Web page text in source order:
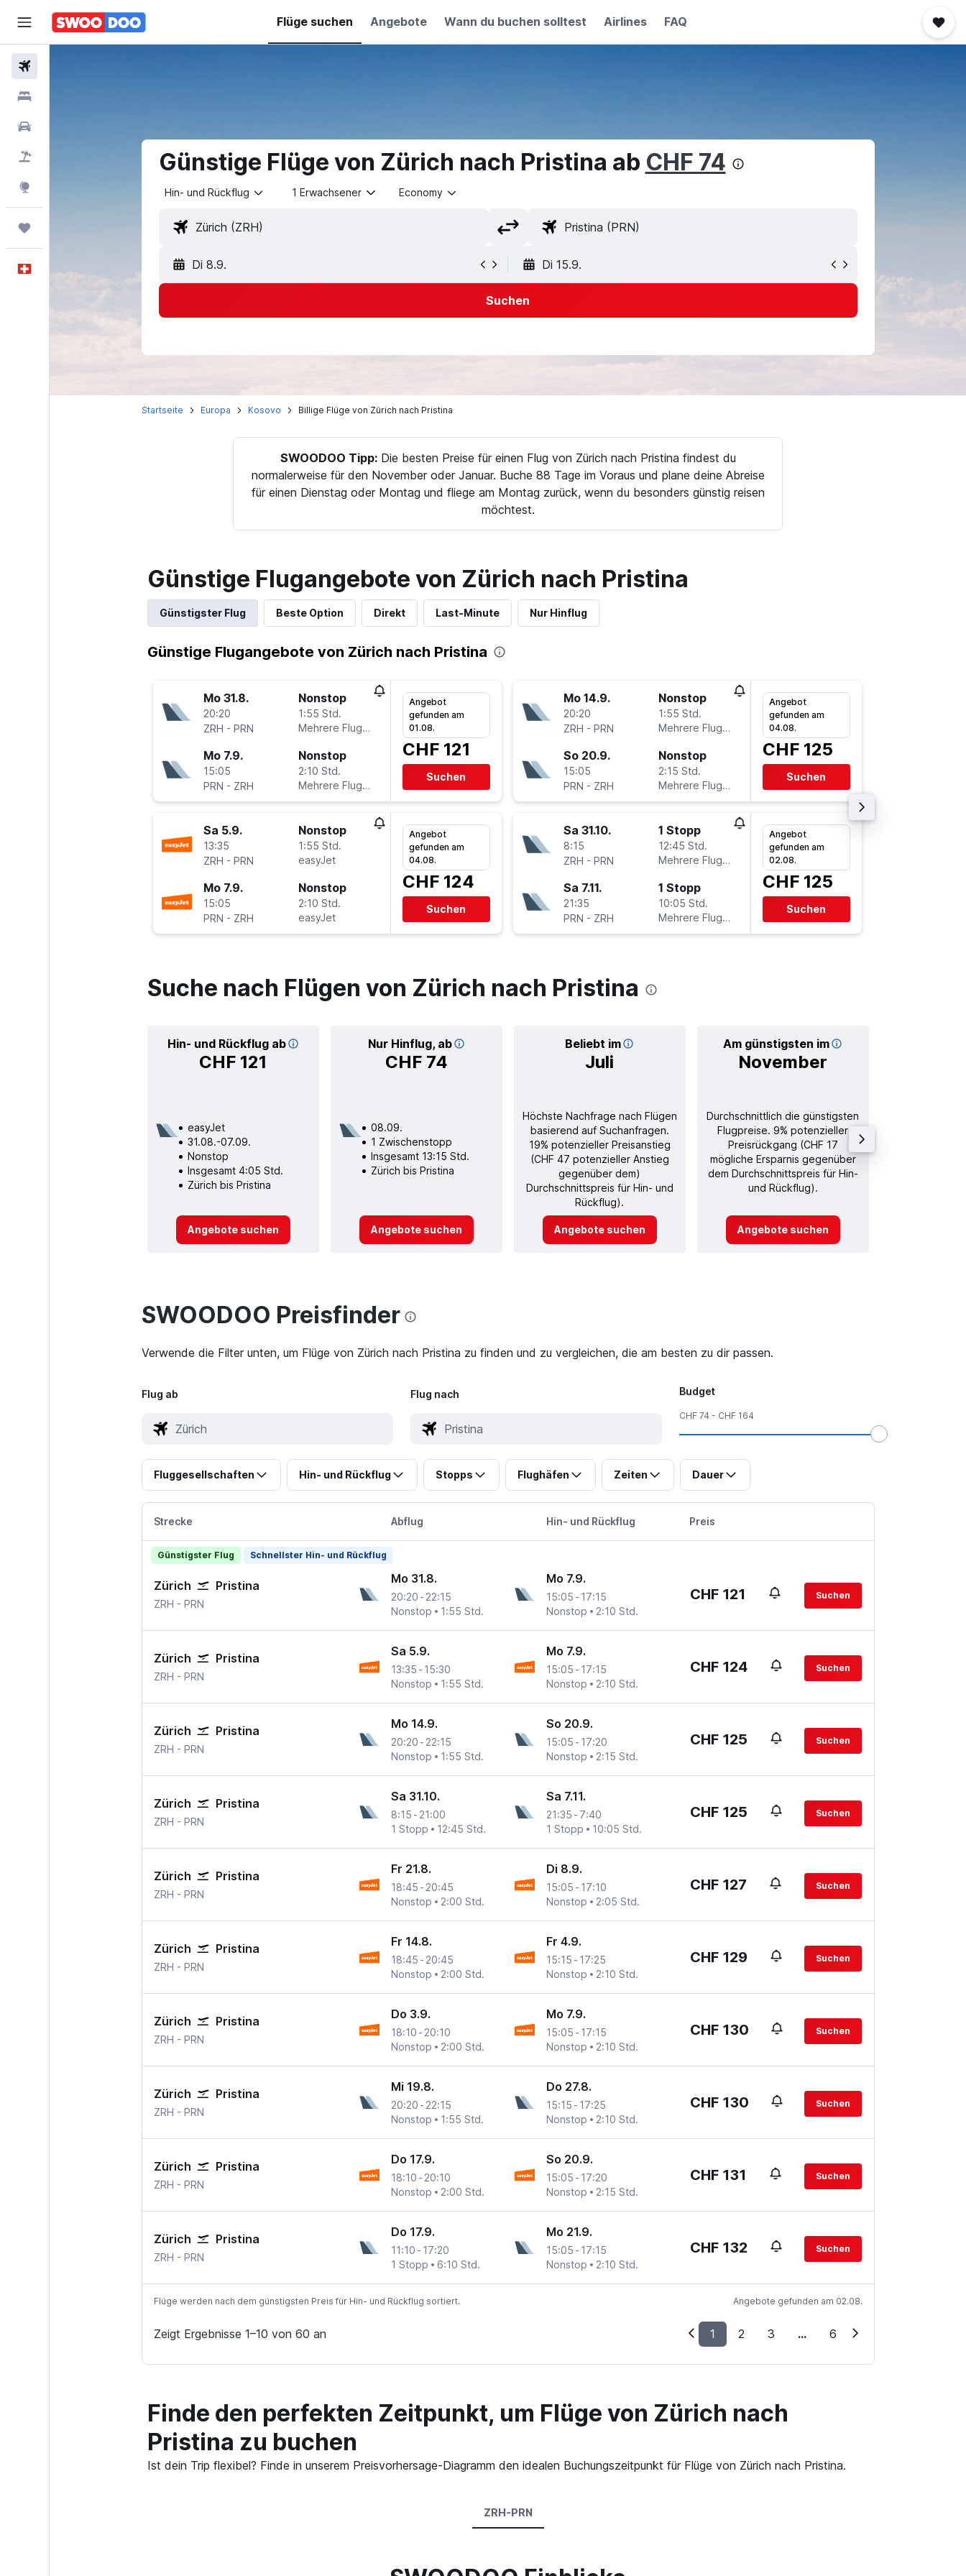
Flüge suchen Angebote Wann du buchen solltest Airlines FAQ
Günstige Flüge von Zürich nach Pristina ab CHF 74
Hin- und Rückflug 1 Erwachsener Economy
Di 8.9. Di 15.9.
Suchen
Startseite Europa Kosovo Billige Flüge von Zürich nach Pristina
SWOODOO Tipp:Die besten Preise für einen Flug von Zürich nach Pristina findest du
normalerweise für den November oder Januar. Buche 88 Tage im Voraus und plane deine Abreise
für einen Dienstag oder Montag und fliege am Montag zurück, wenn du besonders günstig reisen
möchtest.
Günstige Flugangebote von Zürich nach Pristina
Günstigster Flug Beste Option Direkt Last-Minute Nur Hinflug
Günstige Flugangebote von Zürich nach Pristina
Mo 31.8.
20:20
ZRH - PRN
Nonstop
1:55 Std.
Mehrere Fluglinien
Mo 7.9.
15:05
PRN - ZRH
Nonstop
2:10 Std.
Mehrere Fluglinien
Angebot
gefunden am
01.08.
CHF 121
Suchen
Sa 5.9.
13:35
ZRH - PRN
Nonstop
1:55 Std.
easyJet
Mo 7.9.
15:05
PRN - ZRH
Nonstop
2:10 Std.
easyJet
Angebot
gefunden am
04.08.
CHF 124
Suchen
Mo 14.9.
20:20
ZRH - PRN
Nonstop
1:55 Std.
Mehrere Fluglinien
So 20.9.
15:05
PRN - ZRH
Nonstop
2:15 Std.
Mehrere Fluglinien
Angebot
gefunden am
04.08.
CHF 125
Suchen
Sa 31.10.
8:15
ZRH - PRN
1 Stopp
12:45 Std.
Mehrere Fluglinien
Sa 7.11.
21:35
PRN - ZRH
1 Stopp
10:05 Std.
Mehrere Fluglinien
Angebot
gefunden am
02.08.
CHF 125
Suchen
Suche nach Flügen von Zürich nach Pristina
Hin- und Rückflug ab
CHF 121
Nur Hinflug, ab
CHF 74
Beliebt im
Juli
Am günstigsten im
November
easyJet
31.08.-07.09.
Nonstop
Insgesamt 4:05 Std.
Zürich bis Pristina
Angebote suchen
08.09.
1 Zwischenstopp
Insgesamt 13:15 Std.
Zürich bis Pristina
Angebote suchen
Höchste Nachfrage nach Flügen
basierend auf Suchanfragen.
19% potenzieller Preisanstieg
(CHF 47 potenzieller Anstieg
gegenüber dem)
Durchschnittspreis für Hin- und
Rückflug).
Angebote suchen
Durchschnittlich die günstigsten
Flugpreise. 9% potenzieller
Preisrückgang (CHF 17
mögliche Ersparnis gegenüber
dem Durchschnittspreis für Hin-
und Rückflug).
Angebote suchen
SWOODOO Preisfinder
Verwende die Filter unten, um Flüge von Zürich nach Pristina zu finden und zu vergleichen, die am besten zu dir passen.
Flug ab Flug nach Budget
CHF 74 - CHF 164
Fluggesellschaften Hin- und Rückflug Stopps Flughäfen Zeiten Dauer
Strecke Abflug Hin- und Rückflug Preis
Günstigster Flug Schnellster Hin- und Rückflug
Zürich Pristina
ZRH - PRN
Mo 31.8.
20:20 - 22:15
Nonstop
1:55 Std.
Mo 7.9.
15:05 - 17:15
Nonstop
2:10 Std.
CHF 121 Suchen
Zürich Pristina
ZRH - PRN
Sa 5.9.
13:35 - 15:30
Nonstop
1:55 Std.
Mo 7.9.
15:05 - 17:15
Nonstop
2:10 Std.
CHF 124 Suchen
Zürich Pristina
ZRH - PRN
Mo 14.9.
20:20 - 22:15
Nonstop
1:55 Std.
So 20.9.
15:05 - 17:20
Nonstop
2:15 Std.
CHF 125 Suchen
Zürich Pristina
ZRH - PRN
Sa 31.10.
8:15 - 21:00
1 Stopp
12:45 Std.
Sa 7.11.
21:35 - 7:40
1 Stopp
10:05 Std.
CHF 125 Suchen
Zürich Pristina
ZRH - PRN
Fr 21.8.
18:45 - 20:45
Nonstop
2:00 Std.
Di 8.9.
15:05 - 17:10
Nonstop
2:05 Std.
CHF 127 Suchen
Zürich Pristina
ZRH - PRN
Fr 14.8.
18:45 - 20:45
Nonstop
2:00 Std.
Fr 4.9.
15:15 - 17:25
Nonstop
2:10 Std.
CHF 129 Suchen
Zürich Pristina
ZRH - PRN
Do 3.9.
18:10 - 20:10
Nonstop
2:00 Std.
Mo 7.9.
15:05 - 17:15
Nonstop
2:10 Std.
CHF 130 Suchen
Zürich Pristina
ZRH - PRN
Mi 19.8.
20:20 - 22:15
Nonstop
1:55 Std.
Do 27.8.
15:15 - 17:25
Nonstop
2:10 Std.
CHF 130 Suchen
Zürich Pristina
ZRH - PRN
Do 17.9.
18:10 - 20:10
Nonstop
2:00 Std.
So 20.9.
15:05 - 17:20
Nonstop
2:15 Std.
CHF 131 Suchen
Zürich Pristina
ZRH - PRN
Do 17.9.
11:10 - 17:20
1 Stopp
6:10 Std.
Mo 21.9.
15:05 - 17:15
Nonstop
2:10 Std.
CHF 132 Suchen
Flüge werden nach dem günstigsten Preis für Hin- und Rückflug sortiert. Angebote gefunden am 02.08.
Zeigt Ergebnisse 1–10 von 60 an 1 2 3 ... 6
Finde den perfekten Zeitpunkt, um Flüge von Zürich nach
Pristina zu buchen
Ist dein Trip flexibel? Finde in unserem Preisvorhersage-Diagramm den idealen Buchungszeitpunkt für Flüge von Zürich nach Pristina.
ZRH-PRN